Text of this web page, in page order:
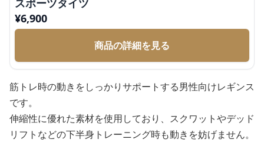
スポーツタイツ
¥6,900
商品の詳細を見る
筋トレ時の動きをしっかりサポートする男性向けレギンス
です。
伸縮性に優れた素材を使用しており、スクワットやデッド
リフトなどの下半身トレーニング時も動きを妨げません。